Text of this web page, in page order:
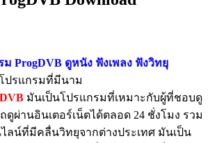
ม ProgDVB ดูหนัง ฟังเพลง ฟังวิทยุ
ปรแกรมที่มีนาม
มันเป็นโปรแกรมที่เหมาะกับผู้ที่ชอบดู
ผ่านอินเตอร์เน็ตได้ตลอด 24 ชั่งโมง รวม
ลน์ที่มีคลื่นวิทยุจากต่างประเทศ มันเป็น